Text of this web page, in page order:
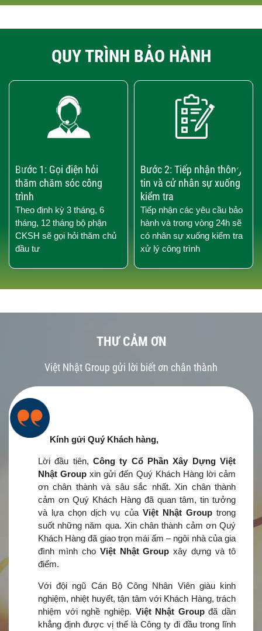
QUY TRÌNH BẢO HÀNH
Bước 1: Gọi điện hỏi
thăm chăm sóc công
trình
Theo định kỳ 3 tháng, 6
tháng, 12 tháng bộ phận
CKSH sẽ gọi hỏi thăm chủ
đầu tư
Bước 2: Tiếp nhận thông
tin và cử nhân sự xuống
kiểm tra
Tiếp nhận các yêu cầu bảo
hành và trong vòng 24h sẽ
có nhân sự xuống kiểm tra
xử lý công trình
›
‹
THƯ CẢM ƠN
Việt Nhật Group gửi lời biết ơn chân thành
Kính gửi Quý Khách hàng,
Lời đầu tiên, Công ty Cổ Phần Xây Dựng Việt
Nhật Group xin gửi đến Quý Khách Hàng lời cảm
ơn chân thành và sâu sắc nhất. Xin chân thành
cảm ơn Quý Khách Hàng đã quan tâm, tin tưởng
và lựa chọn dịch vụ của Việt Nhật Grouptrong
suốt những năm qua. Xin chân thành cảm ơn Quý
Khách Hàng đã giao trọn mái ấm – ngôi nhà của gia
đình mình cho Việt Nhật Group xây dựng và tô
điểm.
Với đội ngũ Cán Bộ Công Nhân Viên giàu kinh
nghiệm, nhiệt huyết, tận tâm với Khách Hàng, trách
nhiệm với nghề nghiệp. Việt Nhật Groupđã dần
khẳng định được vị thế là Công ty đi đầu trong lĩnh